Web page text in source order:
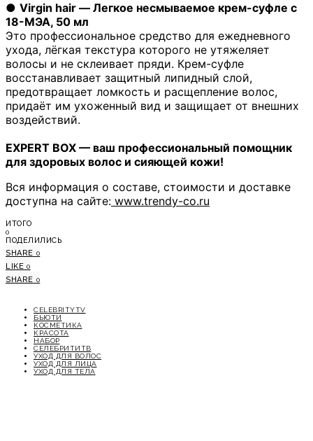
● Virgin hair — Легкое несмываемое крем-суфле с
18-МЭА, 50 мл
Это профессиональное средство для ежедневного
ухода, лёгкая текстура которого не утяжеляет
волосы и не склеивает пряди. Крем-суфле
восстанавливает защитный липидный слой,
предотвращает ломкость и расщепление волос,
придаёт им ухоженный вид и защищает от внешних
воздействий.
EXPERT BOX — ваш профессиональный помощник
для здоровых волос и сияющей кожи!
Вся информация о составе, стоимости и доставке
доступна на сайте: www.trendy-co.ru
ИТОГО
0
ПОДЕЛИЛИСЬ
SHARE 0
LIKE 0
SHARE 0
CELEBRITYTV
БЬЮТИ
КОСМЕТИКА
КРАСОТА
НАБОР
СЕЛЕБРИТИТВ
УХОД ДЛЯ ВОЛОС
УХОД ДЛЯ ЛИЦА
УХОД ДЛЯ ТЕЛА